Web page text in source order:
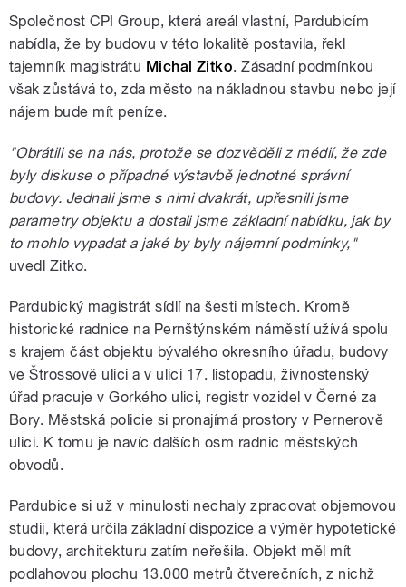
Společnost CPI Group, která areál vlastní, Pardubicím
nabídla, že by budovu v této lokalitě postavila, řekl
tajemník magistrátu Michal Zitko. Zásadní podmínkou
však zůstává to, zda město na nákladnou stavbu nebo její
nájem bude mít peníze.
"Obrátili se na nás, protože se dozvěděli z médií, že zde
byly diskuse o případné výstavbě jednotné správní
budovy. Jednali jsme s nimi dvakrát, upřesnili jsme
parametry objektu a dostali jsme základní nabídku, jak by
to mohlo vypadat a jaké by byly nájemní podmínky,"
uvedl Zitko.
Pardubický magistrát sídlí na šesti místech. Kromě
historické radnice na Pernštýnském náměstí užívá spolu
s krajem část objektu bývalého okresního úřadu, budovy
ve Štrossově ulici a v ulici 17. listopadu, živnostenský
úřad pracuje v Gorkého ulici, registr vozidel v Černé za
Bory. Městská policie si pronajímá prostory v Pernerově
ulici. K tomu je navíc dalších osm radnic městských
obvodů.
Pardubice si už v minulosti nechaly zpracovat objemovou
studii, která určila základní dispozice a výměr hypotetické
budovy, architekturu zatím neřešila. Objekt měl mít
podlahovou plochu 13.000 metrů čtverečních, z nichž